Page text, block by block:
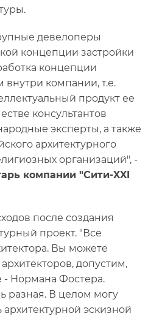
девелоперы
концепции застройки
концепции
внутри компании, т.е.
продукт ее
консультантов
эксперты, а также
архитектурного
организаций", -
компании "Сити-XXI
после создания
проект. "Все
Вы можете
допустим,
- Нормана Фостера.
разная. В целом могу
архитектурной эскизной